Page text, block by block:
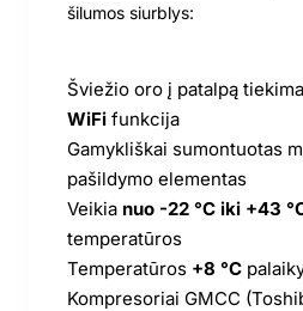
šilumos siurblys:
Šviežio oro į patalpą
WiFi funkcija
Gamykliškai sumontuotas
pašildymo elementas
Veikia nuo -22 °C iki +43
temperatūros
Temperatūros +8 °C
Kompresoriai GMCC